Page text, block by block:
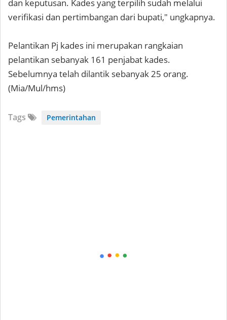
dan keputusan. Kades yang terpilih sudah melalui
verifikasi dan pertimbangan dari bupati," ungkapnya.
Pelantikan Pj kades ini merupakan rangkaian
pelantikan sebanyak 161 penjabat kades.
Sebelumnya telah dilantik sebanyak 25 orang.
(Mia/Mul/hms)
Tags Pemerintahan